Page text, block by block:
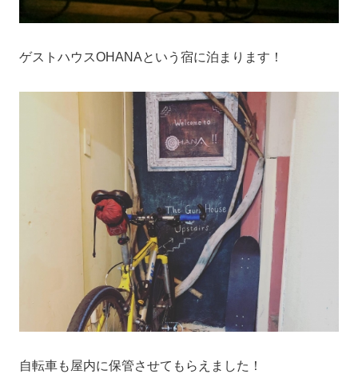
ゲストハウスOHANAという宿に泊まります！
自転車も屋内に保管させてもらえました！